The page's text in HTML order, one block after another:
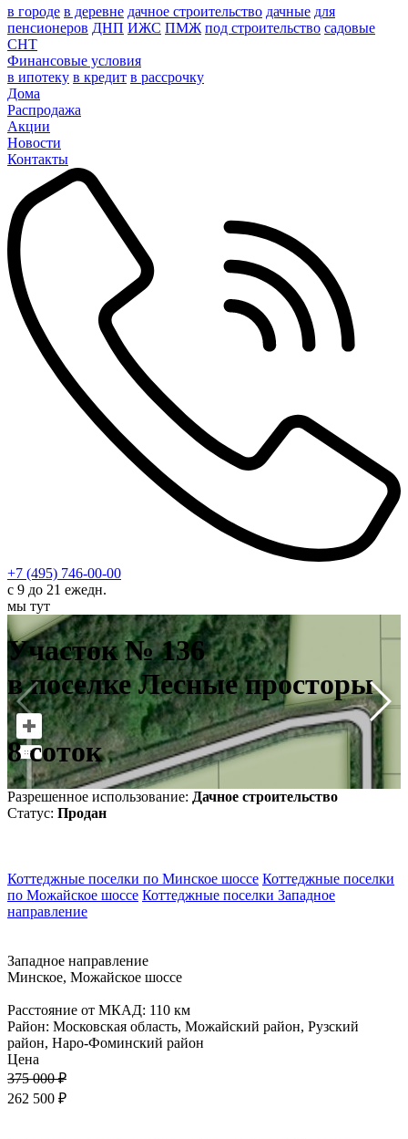
в городе в деревне дачное строительство дачные для
пенсионеров ДНП ИЖС ПМЖ под строительство садовые
СНТ
Финансовые условия
в ипотеку в кредит в рассрочку
Дома
Распродажа
Акции
Новости
Контакты
+7 (495) 746-00-00
с 9 до 21 ежедн.
мы тут
Участок № 136
в поселке Лесные просторы
8 соток
Разрешенное использование: Дачное строительство
Статус: Продан
Коттеджные поселки по Минское шоссе Коттеджные поселки
по Можайское шоссе Коттеджные поселки Западное
направление
Западное направление
Минское, Можайское шоссе
Расстояние от МКАД: 110 км
Район: Московская область, Можайский район, Рузский
район, Наро-Фоминский район
Цена
375 000 ₽
262 500 ₽